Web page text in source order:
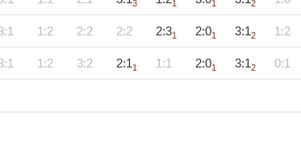
3 1 1 2
1:2 2:2 2:2 2:31 2:01 3:12 1:2
1:2 3:2 2:11 1:1 2:01 3:12 0:1